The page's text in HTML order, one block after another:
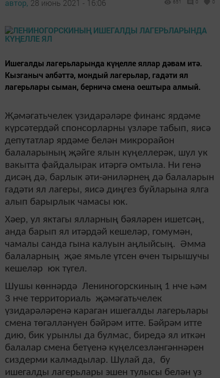
автор, 28 июнь 2021 - 16:06 651 0 0
Ишегалды лагерьларында күңелле яллар дәвам итә.
Кызганыч әлбәттә, мондый лагерьлар, гадәти ял
лагерьлары сыман, берничә смена оештыра алмый.
Җәмәгатьчелек үзидарәләре финанс ярдәме
күрсәтердәй спонсорларны үзләре табып, яисә
депутатлар ярдәме белән микрорайон
балаларының җәйге ялын күңеллерәк, шул ук
вакытта файдалырак итәргә омтыла. Ни генә
дисәң дә, барлык әти-әниләрнең дә балаларын
гадәти ял лагеры, яисә диңгез буйларына ялга
алып барырлык чамасы юк.
Хәер, ул яктагы ялларның бәяләрен ишетсәң,
анда барып ял итәрдәй кешеләр, гомумән,
чамалы санда гына калуын аңлыйсың. Әмма
балаларның җәе ямьле үтсен өчен тырышучы
кешеләр юк түгел.
Шушы көннәрдә Лениногорскиның 1 нче һәм
3 нче территориаль җәмәгатьчелек
үзидарәләренә караган ишегалды лагерьлары
смена төгәлләнүен бәйрәм итте. Бәйрәм итте
дию, бик урынлы да булмас, биредә ял иткән
балалар смена бетүенә күңелсезләнгәннәрен
сиздерми калмадылар. Шулай да, бу
ишегалды лагерьлары эшен тулысы белән үз